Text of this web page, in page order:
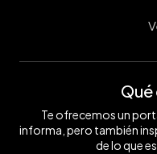
Te ofrecemos un
informa, pero también
de lo que